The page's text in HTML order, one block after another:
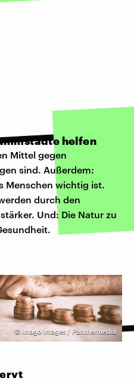
helfen
Mittel gegen
sind. Außerdem:
Menschen wichtig ist.
durch den
Und: Die Natur zu
©imago images / Panthermedia